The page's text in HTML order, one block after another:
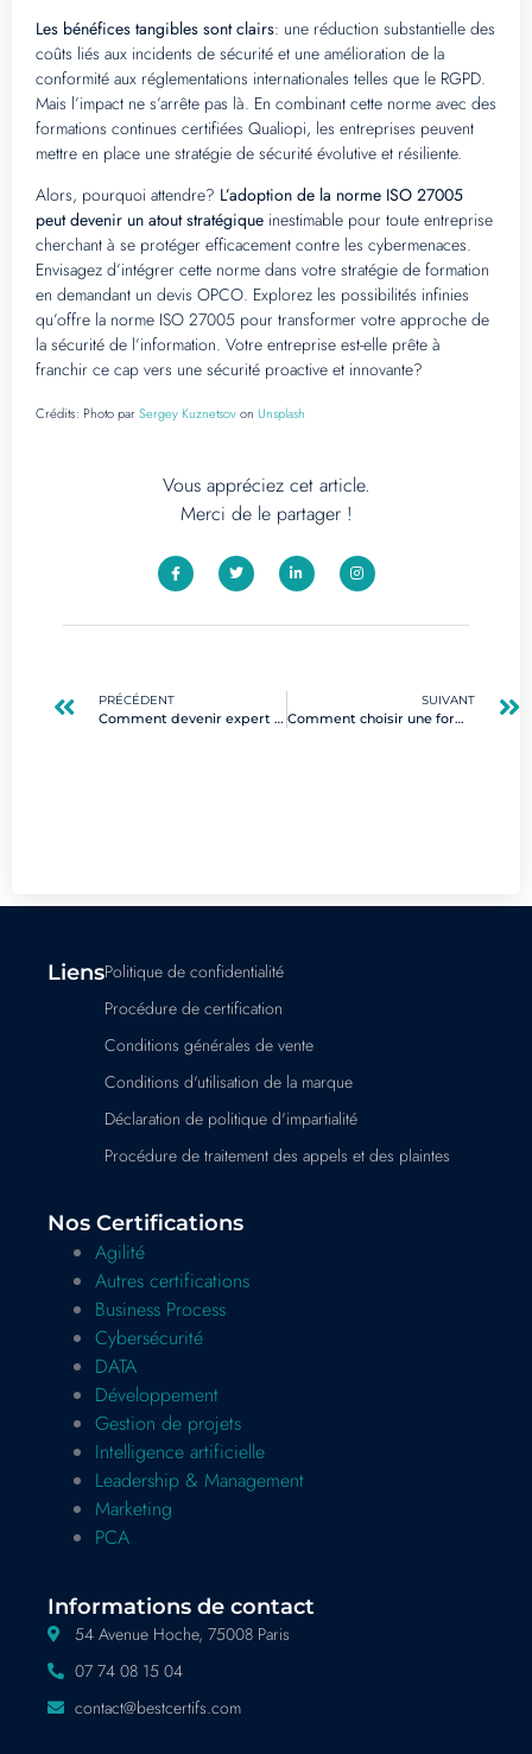
Les bénéfices tangibles sont clairs: une réduction substantielle des
coûts liés aux incidents de sécurité et une amélioration de la
conformité aux réglementations internationales telles que le RGPD.
Mais l’impact ne s’arrête pas là. En combinant cette norme avec des
formations continues certifiées Qualiopi, les entreprises peuvent
mettre en place une stratégie de sécurité évolutive et résiliente.
Alors, pourquoi attendre? L’adoption de la norme ISO 27005
peut devenir un atout stratégique inestimable pour toute entreprise
cherchant à se protéger efficacement contre les cybermenaces.
Envisagez d’intégrer cette norme dans votre stratégie de formation
en demandant un devis OPCO. Explorez les possibilités infinies
qu’offre la norme ISO 27005 pour transformer votre approche de
la sécurité de l’information. Votre entreprise est-elle prête à
franchir ce cap vers une sécurité proactive et innovante?
Crédits: Photo parSergey Kuznetsovon Unsplash
Vous appréciez cet article.
Merci de le partager !
PRÉCÉDENT
Comment devenir expert en cyberdéfense : parcours et certifications clés
SUIVANT
Comment choisir une formation flexible pour booster vos compétences digitales ?
LiensPolitique de confidentialité
Procédure de certification
Conditions générales de vente
Conditions d'utilisation de la marque
Déclaration de politique d'impartialité
Procédure de traitement des appels et des plaintes
Nos Certifications
Agilité
Autres certifications
Business Process
Cybersécurité
DATA
Développement
Gestion de projets
Intelligence artificielle
Leadership & Management
Marketing
PCA
Informations de contact
54 Avenue Hoche, 75008 Paris
07 74 08 15 04
contact@bestcertifs.com